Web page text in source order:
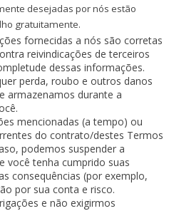
desejadas por nós estão
gratuitamente.
fornecidas a nós são corretas
reivindicações de terceiros
dessas informações.
perda, roubo e outros danos
armazenamos durante a
mencionadas (a tempo) ou
do contrato/destes Termos
podemos suspender a
você tenha cumprido suas
consequências (por exemplo,
por sua conta e risco.
e não exigirmos